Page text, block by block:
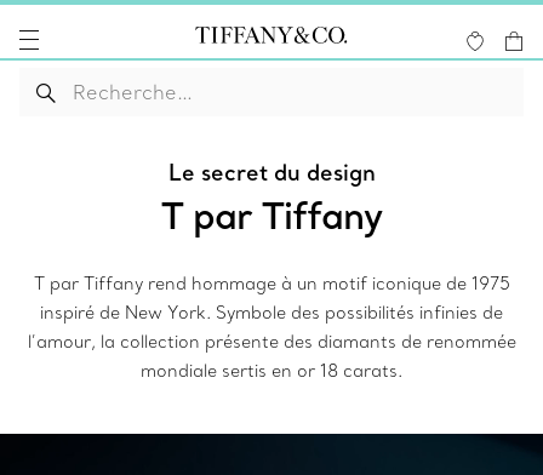
Le secret du design
T par Tiffany
T par Tiffany rend hommage à un motif iconique de 1975
inspiré de New York. Symbole des possibilités infinies de
l’amour, la collection présente des diamants de renommée
mondiale sertis en or 18 carats.